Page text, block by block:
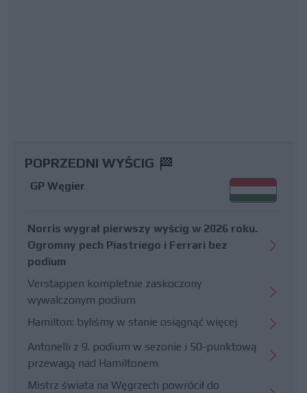
POPRZEDNI WYŚCIG
GP Węgier
Norris wygrał pierwszy wyścig w 2026 roku.
Ogromny pech Piastriego i Ferrari bez
podium
Verstappen kompletnie zaskoczony
wywalczonym podium
Hamilton: byliśmy w stanie osiągnąć więcej
Antonelli z 9. podium w sezonie i 50-punktową
przewagą nad Hamiltonem
Mistrz świata na Węgrzech powrócił do